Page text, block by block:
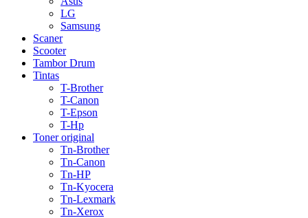
LG
Samsung
Scaner
Scooter
Tambor Drum
Tintas
T-Brother
T-Canon
T-Epson
T-Hp
Toner original
Tn-Brother
Tn-Canon
Tn-HP
Tn-Kyocera
Tn-Lexmark
Tn-Xerox